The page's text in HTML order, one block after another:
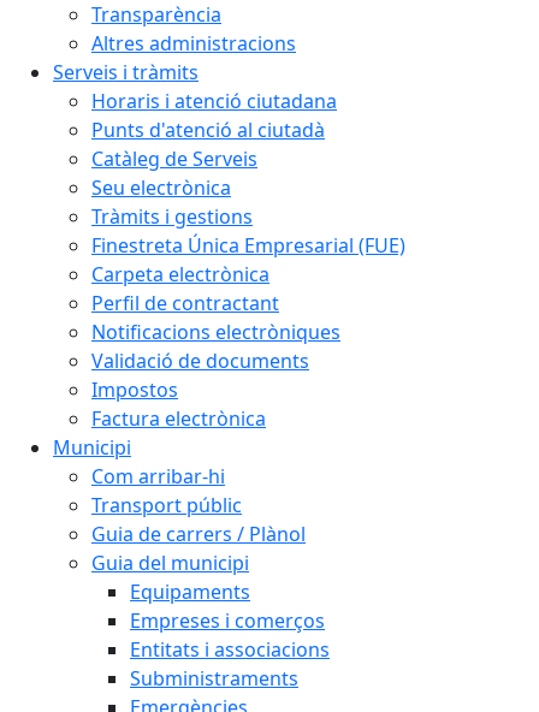
Transparència
Altres administracions
Serveis i tràmits
Horaris i atenció ciutadana
Punts d'atenció al ciutadà
Catàleg de Serveis
Seu electrònica
Tràmits i gestions
Finestreta Única Empresarial (FUE)
Carpeta electrònica
Perfil de contractant
Notificacions electròniques
Validació de documents
Impostos
Factura electrònica
Municipi
Com arribar-hi
Transport públic
Guia de carrers / Plànol
Guia del municipi
Equipaments
Empreses i comerços
Entitats i associacions
Subministraments